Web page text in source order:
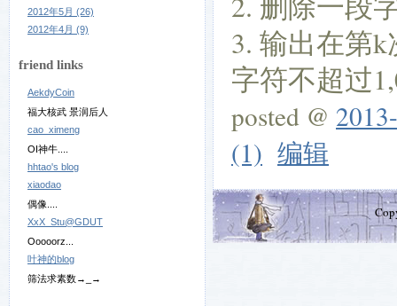
2012年5月 (26)
2012年4月 (9)
friend links
AekdyCoin
福大核武 景润后人
cao_ximeng
OI神牛....
hhtao's blog
xiaodao
偶像....
XxX_Stu@GDUT
Ooooorz...
叶神的blog
筛法求素数→_→
3. 输出在第
字符不超过
posted @
(1) 编辑